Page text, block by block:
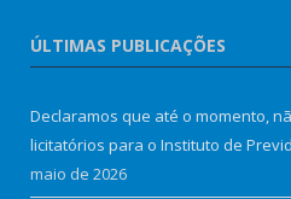
ÚLTIMAS PUBLICAÇÕES
Declaramos que até o momento,
licitatórios para o Instituto de
maio de 2026